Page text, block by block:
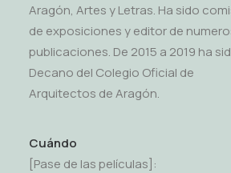
Aragón, Artes y Letras. Ha sido
de exposiciones y editor de
publicaciones. De 2015 a 2019 ha
Decano del Colegio Oficial de
Arquitectos de Aragón.
Cuándo
[Pase de las películas]: